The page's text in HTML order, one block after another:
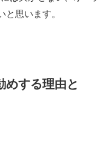
思います。
めする理由と